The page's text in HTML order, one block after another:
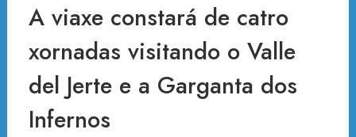
A viaxe constará de catro
xornadas visitando o Valle
del Jerte e a Garganta dos
Infernos